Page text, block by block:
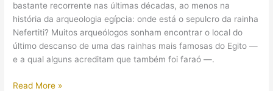
download
bastante recorrente nas últimas décadas, ao menos na
história da arqueologia egípcia: onde está o sepulcro da rainha
Nefertiti? Muitos arqueólogos sonham encontrar o local do
último descanso de uma das rainhas mais famosas do Egito —
e a qual alguns acreditam que também foi faraó —.
Tumba
Read More »